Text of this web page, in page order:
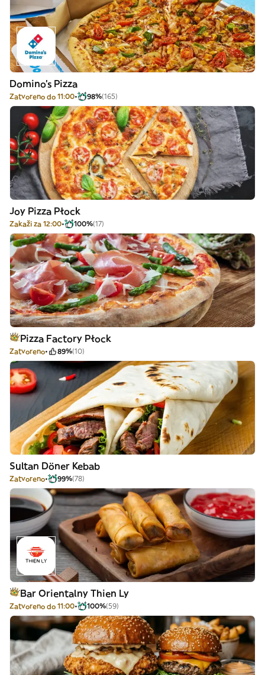
Domino's Pizza
Zatvoreno do 11:00 98%(165)
Joy Pizza Płock
Zakaži za 12:00 100%(17)
Pizza Factory Płock
Zatvoreno 89%(10)
Sultan Döner Kebab
Zatvoreno 99%(78)
Bar Orientalny Thien Ly
Zatvoreno do 11:00 100%(59)